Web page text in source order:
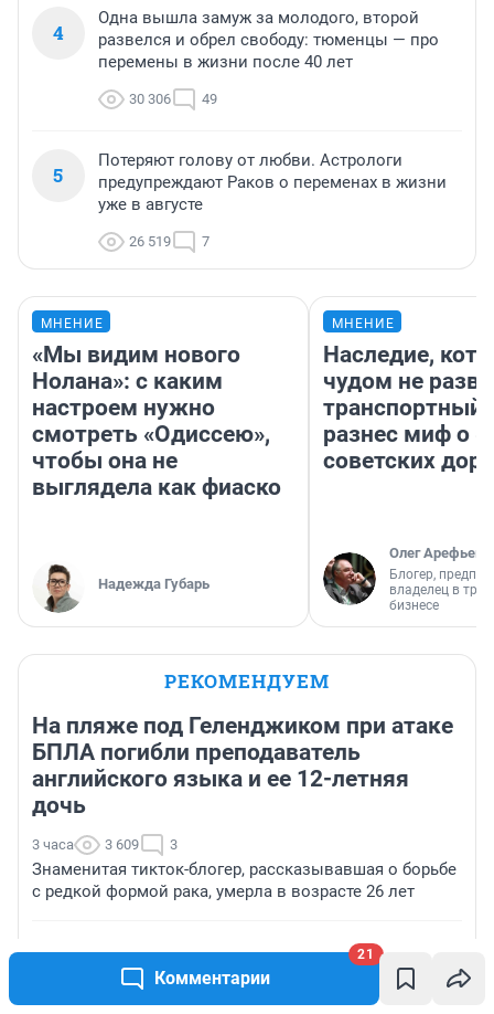
Комментарии
21
4
Одна вышла замуж за молодого, второй
развелся и обрел свободу: тюменцы — про
перемены в жизни после 40 лет
30 306 49
5
Потеряют голову от любви. Астрологи
предупреждают Раков о переменах в жизни
уже в августе
26 519 7
МНЕНИЕ
«Мы видим нового
Нолана»: с каким
настроем нужно
смотреть «Одиссею»,
чтобы она не
выглядела как фиаско
Надежда Губарь
МНЕНИЕ
Наследие,
чудом не
транспортный
разнес миф о
советских
Олег Арефьев
Блогер,
владелец в
бизнесе
РЕКОМЕНДУЕМ
На пляже под Геленджиком при атаке
БПЛА погибли преподаватель
английского языка и ее 12-летняя
дочь
3 часа 3 609 3
Знаменитая тикток-блогер, рассказывавшая о борьбе
с редкой формой рака, умерла в возрасте 26 лет
Как приготовить фаршированные перцы — простой
рецепт от жительницы Барнаула